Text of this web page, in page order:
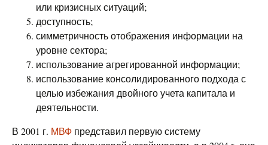
или кризисных ситуаций;
доступность;
симметричность отображения информации на
уровне сектора;
использование агрегированной информации;
использование консолидированного подхода с
целью избежания двойного учета капитала и
деятельности.
В 2001 г. МВФ представил первую систему